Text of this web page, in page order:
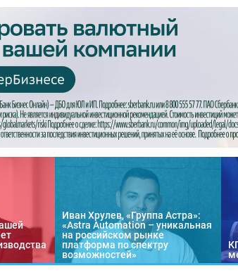
Иван Хрулев, «Группа Астра»:
«Astra Automation – уникальная
на российском рынке
платформа по спектру
возможностей»